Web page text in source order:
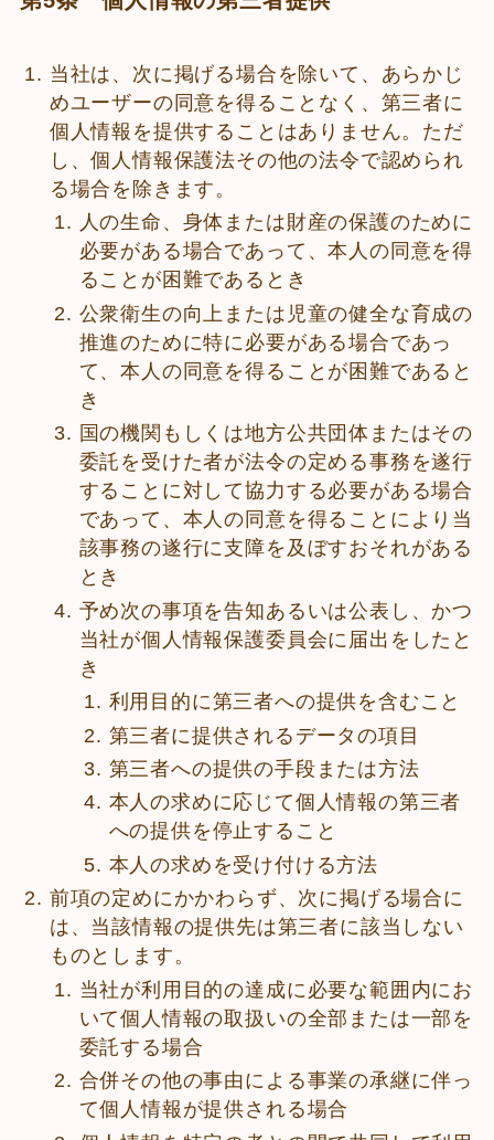
当社は、次に掲げる場合を除いて、あらかじ
めユーザーの同意を得ることなく、第三者に
個人情報を提供することはありません。ただ
し、個人情報保護法その他の法令で認められ
る場合を除きます。
人の生命、身体または財産の保護のために
必要がある場合であって、本人の同意を得
ることが困難であるとき
公衆衛生の向上または児童の健全な育成の
推進のために特に必要がある場合であっ
て、本人の同意を得ることが困難であると
き
国の機関もしくは地方公共団体またはその
委託を受けた者が法令の定める事務を遂行
することに対して協力する必要がある場合
であって、本人の同意を得ることにより当
該事務の遂行に支障を及ぼすおそれがある
とき
予め次の事項を告知あるいは公表し、かつ
当社が個人情報保護委員会に届出をしたと
き
利用目的に第三者への提供を含むこと
第三者に提供されるデータの項目
第三者への提供の手段または方法
本人の求めに応じて個人情報の第三者
への提供を停止すること
本人の求めを受け付ける方法
前項の定めにかかわらず、次に掲げる場合に
は、当該情報の提供先は第三者に該当しない
ものとします。
当社が利用目的の達成に必要な範囲内にお
いて個人情報の取扱いの全部または一部を
委託する場合
合併その他の事由による事業の承継に伴っ
て個人情報が提供される場合